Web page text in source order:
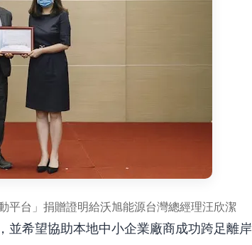
平台」捐贈證明給沃旭能源台灣總經理汪欣潔
並希望協助本地中小企業廠商成功跨足離岸